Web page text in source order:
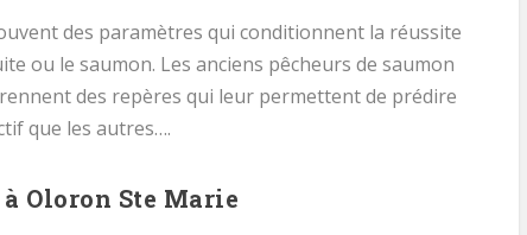
des paramètres qui conditionnent la réussite
ou le saumon. Les anciens pêcheurs de saumon
des repères qui leur permettent de prédire
que les autres….
Oloron Ste Marie